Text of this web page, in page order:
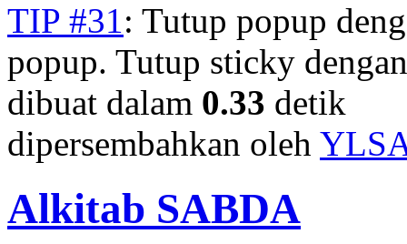
TIP #31: Tutup popup
popup. Tutup sticky
dibuat dalam 0.33 detik
dipersembahkan oleh
Alkitab SABDA